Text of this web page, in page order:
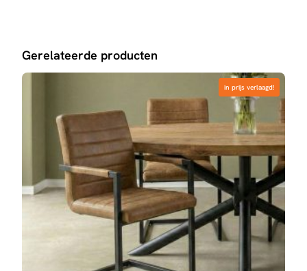
Gerelateerde producten
in prijs verlaagd!
in prijs verlaagd!